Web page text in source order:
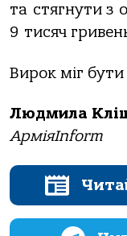
та стягнути з
9 тисяч
Вирок міг
Людмила
АрміяInform